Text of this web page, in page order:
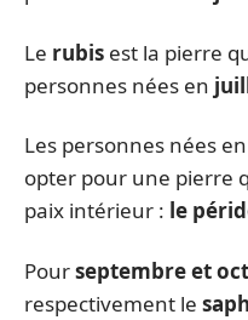
Le rubis est la pierre
personnes nées en
Les personnes nées en
opter pour une pierre
paix intérieur : le
Pourseptembre et
respectivement le